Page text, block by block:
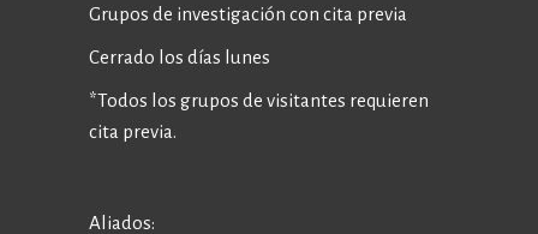
Grupos de investigación con cita previa
Cerrado los días lunes
*Todos los grupos de visitantes requieren
cita previa.
Aliados: